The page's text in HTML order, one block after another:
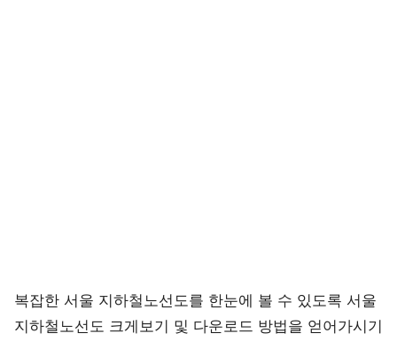
복잡한 서울 지하철노선도를 한눈에 볼 수 있도록 서울
지하철노선도 크게보기 및 다운로드 방법을 얻어가시기